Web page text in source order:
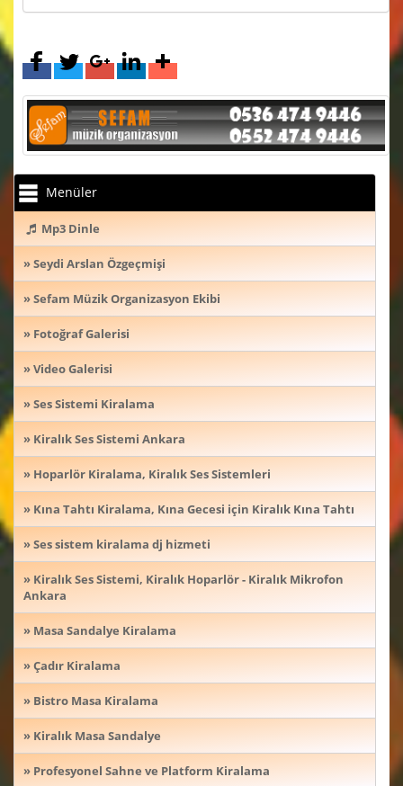
Menüler
Mp3 Dinle
» Seydi Arslan Özgeçmişi
» Sefam Müzik Organizasyon Ekibi
» Fotoğraf Galerisi
» Video Galerisi
» Ses Sistemi Kiralama
» Kiralık Ses Sistemi Ankara
» Hoparlör Kiralama, Kiralık Ses Sistemleri
» Kına Tahtı Kiralama, Kına Gecesi için Kiralık Kına Tahtı
» Ses sistem kiralama dj hizmeti
» Kiralık Ses Sistemi, Kiralık Hoparlör - Kiralık Mikrofon
Ankara
» Masa Sandalye Kiralama
» Çadır Kiralama
» Bistro Masa Kiralama
» Kiralık Masa Sandalye
» Profesyonel Sahne ve Platform Kiralama